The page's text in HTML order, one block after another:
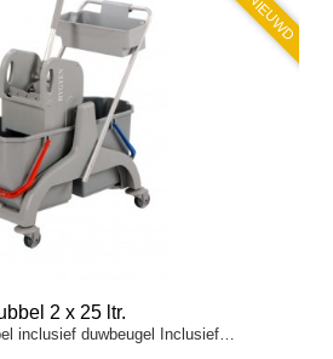
2 x 25 ltr.
inclusief duwbeugel Inclusief…